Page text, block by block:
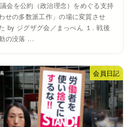
会を公約（政治理念）をめぐる支持
せの多数派工作」の場に変質させ
by ジグザグ会／まっぺん １. 戦後
の没落 ...
会員日記